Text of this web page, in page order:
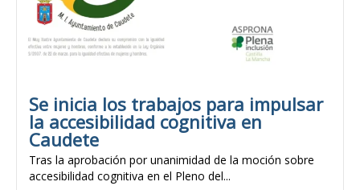
Se inicia los trabajos para impulsar
la accesibilidad cognitiva en
Caudete
Tras la aprobación por unanimidad de la moción sobre
accesibilidad cognitiva en el Pleno del...